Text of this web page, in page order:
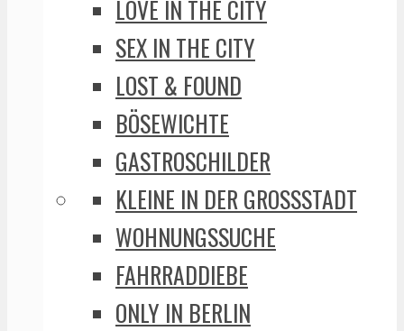
LOVE IN THE CITY
SEX IN THE CITY
LOST & FOUND
BÖSEWICHTE
GASTROSCHILDER
KLEINE IN DER GROSSSTADT
WOHNUNGSSUCHE
FAHRRADDIEBE
ONLY IN BERLIN